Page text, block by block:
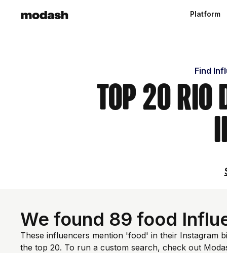
Platform
Find
Top 20
We found 89 food
These influencers mention 'food' in their Instagram
the top 20. To run a custom search, check out